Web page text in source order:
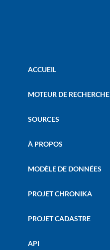
ACCUEIL
MOTEUR DE RECHERCHE
SOURCES
À PROPOS
MODÈLE DE DONNÉES
PROJET CHRONIKA
PROJET CADASTRE
API